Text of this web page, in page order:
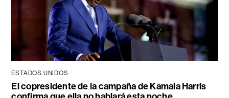
ESTADOS UNIDOS
El copresidente de la campaña de Kamala Harris